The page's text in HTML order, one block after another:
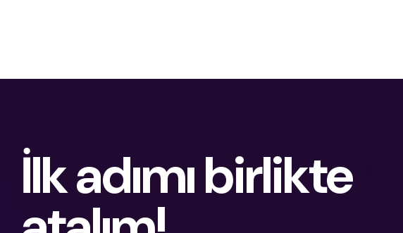
İlk adımı birlikte